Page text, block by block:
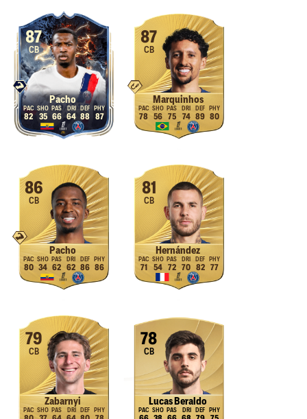
87
CB
Pacho
82 35 66 64 88 87
87
CB
Marquinhos
78 56 75 74 89 80
86
CB
Pacho
80 34 62 62 86 86
81
CB
Hernández
71 54 72 70 82 77
79
CB
Zabarnyi
78
CB
Lucas Beraldo